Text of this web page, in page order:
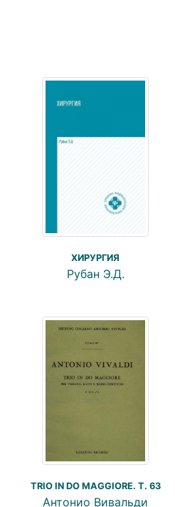
ХИРУРГИЯ
Рубан Э.Д.
TRIO IN DO MAGGIORE. Т. 63
Антонио Вивальди